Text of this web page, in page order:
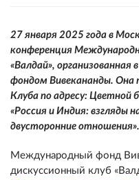
27 января 2025 года в
конференция
«Валдай»,
фондом Вивекананды. Она
Клуба по адресу: Цветной
«Россия и Индия: взгляды
двусторонние отношения».
Международный фонд
дискуссионный клуб